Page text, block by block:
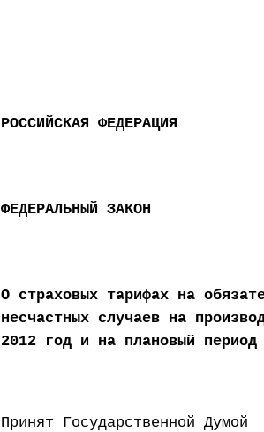
РОССИЙСКАЯ ФЕДЕРАЦИЯ
ФЕДЕРАЛЬНЫЙ ЗАКОН
О страховых тарифах на
несчастных случаев на
2012 год и на плановый
Принят